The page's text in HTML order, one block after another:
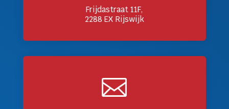
Frijdastraat 11F,
2288 EX Rijswijk
